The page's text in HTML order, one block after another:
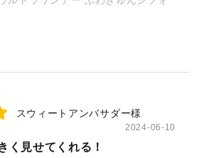
スウィートアンバサダー様
2024-06-10
く見せてくれる！